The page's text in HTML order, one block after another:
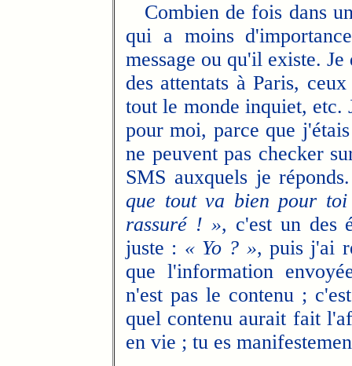
Combien de fois dans
qui a moins
message ou qu'il existe.
des attentats à Paris,
tout le monde inquiet, etc.
pour moi, parce que
ne peuvent pas checker
SMS auxquels je
que tout va bien pour
rassuré ! », c'est un des
juste : « Yo ? », puis j'ai
que l'information
n'est pas le contenu ;
quel contenu aurait fait
en vie ; tu es